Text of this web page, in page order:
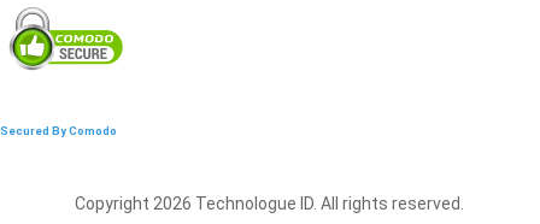
Secured By Comodo
Copyright 2026 Technologue ID. All rights reserved.